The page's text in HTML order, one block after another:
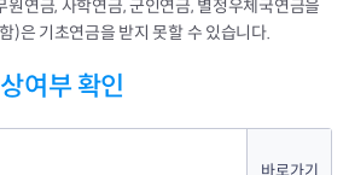
원연금, 사학연금, 군인연금, 별정우체국연금을
)은 기초연금을 받지 못할 수 있습니다.
여부 확인
바로가기